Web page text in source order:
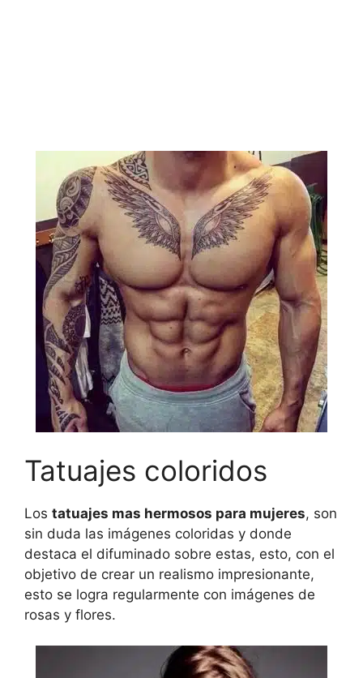
Tatuajes coloridos
Los tatuajes mas hermosos para mujeres, son
sin duda las imágenes coloridas y donde
destaca el difuminado sobre estas, esto, con el
objetivo de crear un realismo impresionante,
esto se logra regularmente con imágenes de
rosas y flores.